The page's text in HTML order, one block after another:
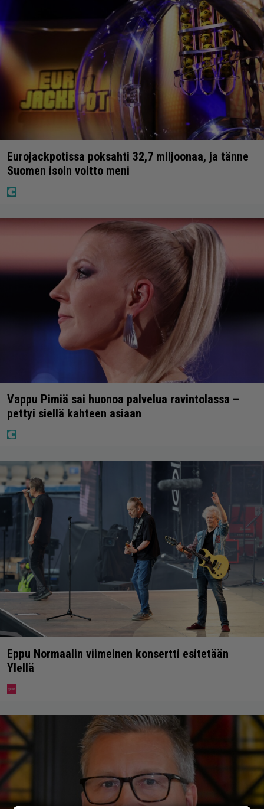
Eurojackpotissa poksahti 32,7 miljoonaa, ja tänne
Suomen isoin voitto meni
Vappu Pimiä sai huonoa palvelua ravintolassa –
pettyi siellä kahteen asiaan
Eppu Normaalin viimeinen konsertti esitetään
Ylellä